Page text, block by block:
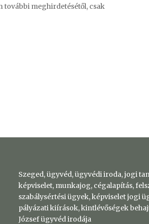
meghirdetésétől, csak
Szeged, ügyvéd, ügyvédi iroda, jogi
képviselet, munkajog, cégalapítás,
szabálysértési ügyek, képviselet jogi
pályázati kiírások, kintlévőségek
József ügyvéd irodája